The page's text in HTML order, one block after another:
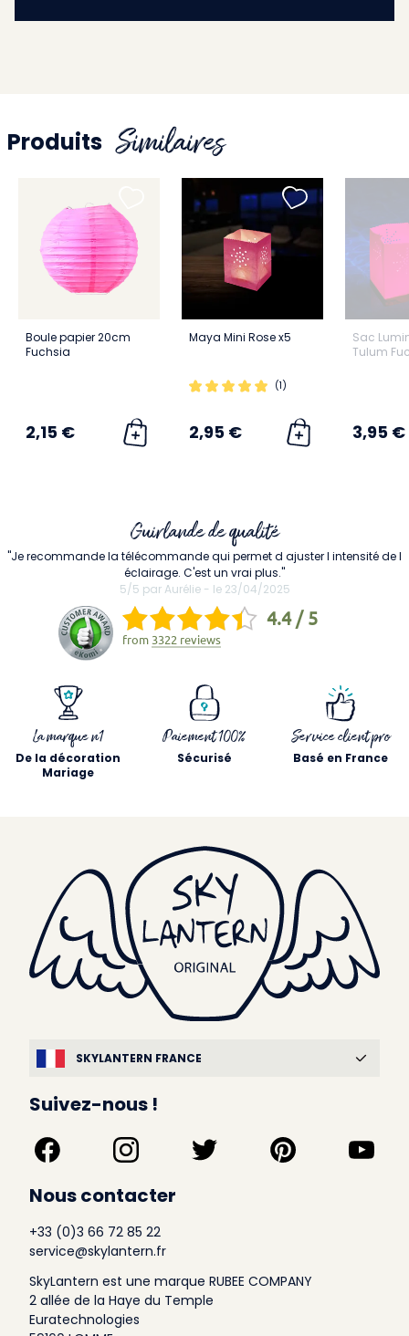
Produits Similaires
Boule papier 20cm
Fuchsia
2,15 €
Maya Mini Rose x5
(1)
2,95 €
Sac
Tulum
3,95 €
La marque n1
De la décoration
Mariage
Paiement 100%
Sécurisé
Service client pro
Basé en France
Guirlande de qualité
"Je recommande la télécommande qui permet d ajuster l intensité de l
éclairage. C'est un vrai plus."
5/5 par Aurélie - le 23/04/2025
4.4 / 5
from 3322 reviews
SKYLANTERN FRANCE
Suivez-nous !
Nous contacter
+33 (0)3 66 72 85 22
service@skylantern.fr
SkyLantern est une marque RUBEE COMPANY
2 allée de la Haye du Temple
Euratechnologies